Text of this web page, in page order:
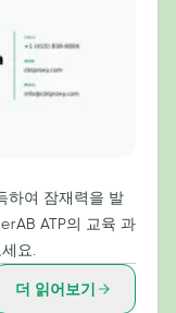
하여 잠재력을 발
ATP의 교육 과
요.
더 읽어보기